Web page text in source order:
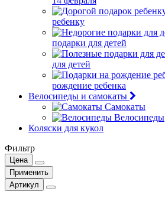
ребенку
подарки для детей
для детей
рождение ребенка
Велосипеды и самокаты
Самокаты
Велосипеды
Коляски для кукол
Фильтр
Цена
Применить
Артикул